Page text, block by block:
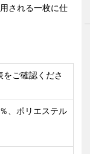
される一枚に仕
ご確認くださ
、ポリエステル